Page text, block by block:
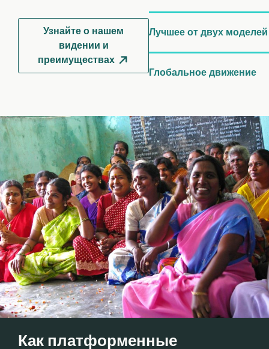
Узнайте о нашем
видении и
преимуществах
Лучшее от двух моделей
Глобальное движение
Как платформенные